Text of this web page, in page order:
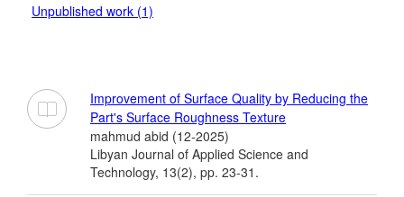
Unpublished work (1)
Improvement of Surface Quality by Reducing the
Part's Surface Roughness Texture
mahmud abid (12-2025)
Libyan Journal of Applied Science and
Technology, 13(2), pp. 23-31.